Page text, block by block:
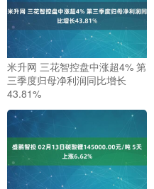
米升网 三花智控盘中涨超4% 第
三季度归母净利润同比增长
43.81%